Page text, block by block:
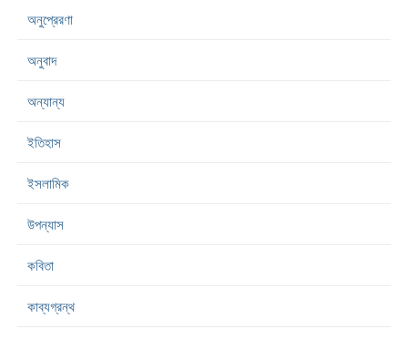
অনুপ্রেরণা
অনুবাদ
অন্যান্য
ইতিহাস
ইসলামিক
উপন্যাস
কবিতা
কাব্যগ্রন্থ